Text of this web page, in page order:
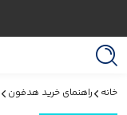
خانه راهنمای خرید هدفون